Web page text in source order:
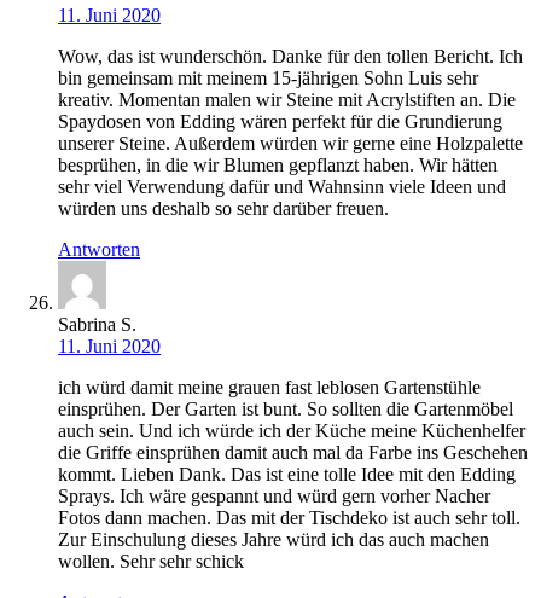
11. Juni 2020
Wow, das ist wunderschön. Danke für den tollen Bericht. Ich
bin gemeinsam mit meinem 15-jährigen Sohn Luis sehr
kreativ. Momentan malen wir Steine mit Acrylstiften an. Die
Spaydosen von Edding wären perfekt für die Grundierung
unserer Steine. Außerdem würden wir gerne eine Holzpalette
besprühen, in die wir Blumen gepflanzt haben. Wir hätten
sehr viel Verwendung dafür und Wahnsinn viele Ideen und
würden uns deshalb so sehr darüber freuen.
Antworten
Sabrina S.
11. Juni 2020
ich würd damit meine grauen fast leblosen Gartenstühle
einsprühen. Der Garten ist bunt. So sollten die Gartenmöbel
auch sein. Und ich würde ich der Küche meine Küchenhelfer
die Griffe einsprühen damit auch mal da Farbe ins Geschehen
kommt. Lieben Dank. Das ist eine tolle Idee mit den Edding
Sprays. Ich wäre gespannt und würd gern vorher Nacher
Fotos dann machen. Das mit der Tischdeko ist auch sehr toll.
Zur Einschulung dieses Jahre würd ich das auch machen
wollen. Sehr sehr schick